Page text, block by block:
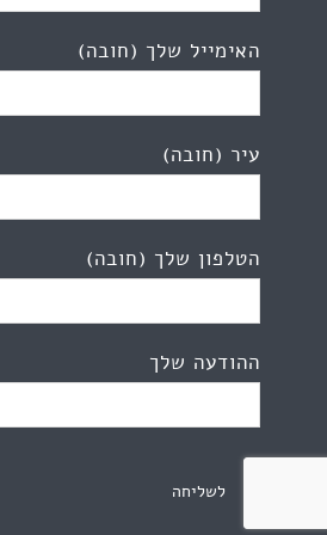
האימייל שלך (חובה)
עיר (חובה)
הטלפון שלך (חובה)
ההודעה שלך